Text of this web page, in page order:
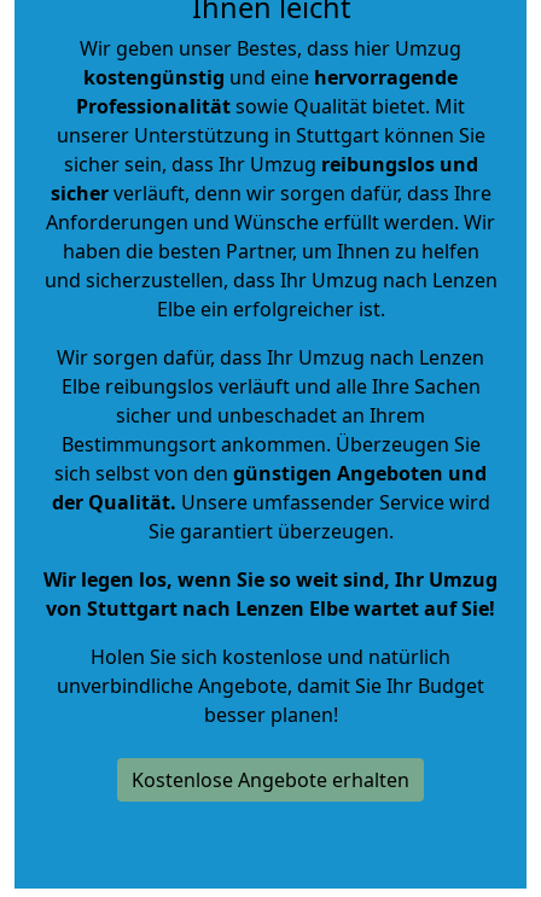
Wir geben unser Bestes, dass hier Umzug
kostengünstig und eine hervorragende
Professionalitätsowie Qualität bietet. Mit
unserer Unterstützung in Stuttgart können Sie
sicher sein, dass Ihr Umzug reibungslos und
sicherverläuft, denn wir sorgen dafür, dass Ihre
Anforderungen und Wünsche erfüllt werden. Wir
haben die besten Partner, um Ihnen zu helfen
und sicherzustellen, dass Ihr Umzug nach Lenzen
Elbe ein erfolgreicher ist.
Wir sorgen dafür, dass Ihr Umzug nach Lenzen
Elbe reibungslos verläuft und alle Ihre Sachen
sicher und unbeschadet an Ihrem
Bestimmungsort ankommen. Überzeugen Sie
sich selbst von den günstigen Angeboten und
der Qualität. Unsere umfassender Service wird
Sie garantiert überzeugen.
Wir legen los, wenn Sie so weit sind, Ihr Umzug
von Stuttgart nach Lenzen Elbe wartet auf Sie!
Holen Sie sich kostenlose und natürlich
unverbindliche Angebote, damit Sie Ihr Budget
besser planen!
Kostenlose Angebote erhalten